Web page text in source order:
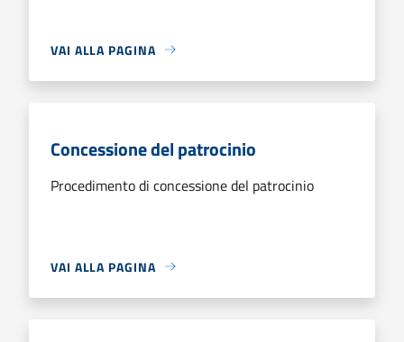
VAI ALLA PAGINA
Concessione del patrocinio
Procedimento di concessione del patrocinio
VAI ALLA PAGINA